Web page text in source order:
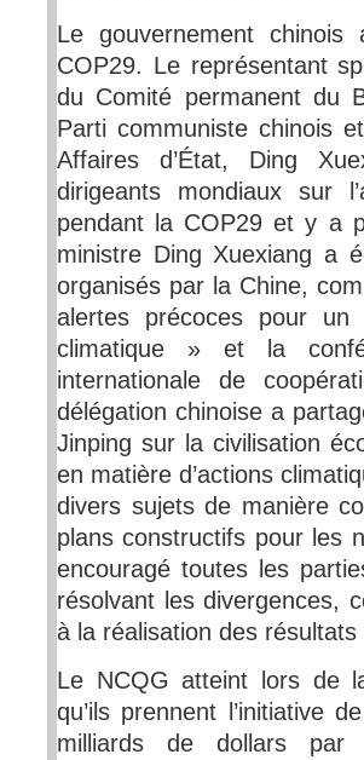
Le gouvernement
COP29. Le représentant
du Comité permanent du
Parti communiste chinois
Affaires d’État, Ding
dirigeants mondiaux sur
pendant la COP29 et y a
ministre Ding Xuexiang a
organisés par la Chine,
alertes précoces pour un
climatique » et la
internationale de
délégation chinoise a
Jinping sur la civilisation
en matière d’actions
divers sujets de manière
plans constructifs pour les
encouragé toutes les
résolvant les divergences,
à la réalisation des
Le NCQG atteint lors de
qu’ils prennent l’initiative
milliards de dollars